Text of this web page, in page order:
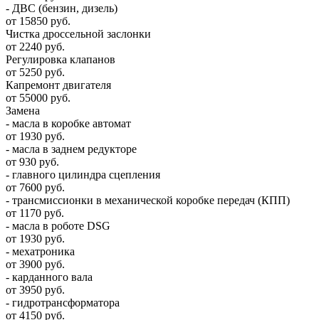
- ДВС (бензин, дизель)
от 15850 руб.
Чистка дроссельной заслонки
от 2240 руб.
Регулировка клапанов
от 5250 руб.
Капремонт двигателя
от 55000 руб.
Замена
- масла в коробке автомат
от 1930 руб.
- масла в заднем редукторе
от 930 руб.
- главного цилиндра сцепления
от 7600 руб.
- трансмиссионки в механической коробке передач (КПП)
от 1170 руб.
- масла в роботе DSG
от 1930 руб.
- мехатроника
от 3900 руб.
- карданного вала
от 3950 руб.
- гидротрансформатора
от 4150 руб.